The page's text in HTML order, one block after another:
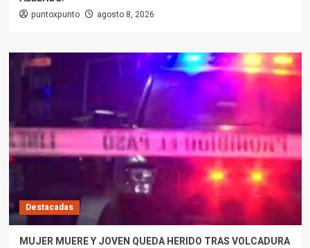
puntoxpunto agosto 8, 2026
Destacadas
MUJER MUERE Y JOVEN QUEDA HERIDO TRAS VOLCADURA